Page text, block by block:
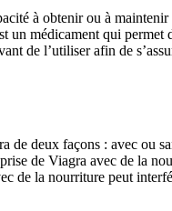
à obtenir ou à
médicament qui
de l’utiliser afin de
deux façons : avec
de Viagra avec de la
de la nourriture peut